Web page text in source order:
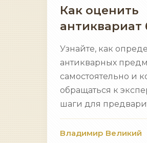
Как оценить
антиквариат
Узнайте, как
антикварных
самостоятельно и
обращаться к
шаги для
Владимир Великий